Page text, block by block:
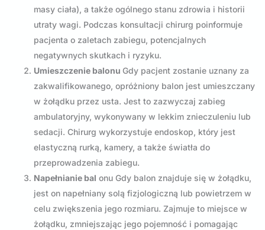
masy ciała), a także ogólnego stanu zdrowia i historii
utraty wagi. Podczas konsultacji chirurg poinformuje
pacjenta o zaletach zabiegu, potencjalnych
negatywnych skutkach i ryzyku.
Umieszczenie balonu Gdy pacjent zostanie uznany za
zakwalifikowanego, opróżniony balon jest umieszczany
w żołądku przez usta. Jest to zazwyczaj zabieg
ambulatoryjny, wykonywany w lekkim znieczuleniu lub
sedacji. Chirurg wykorzystuje endoskop, który jest
elastyczną rurką, kamery, a także światła do
przeprowadzenia zabiegu.
Napełnianie bal onu Gdy balon znajduje się w żołądku,
jest on napełniany solą fizjologiczną lub powietrzem w
celu zwiększenia jego rozmiaru. Zajmuje to miejsce w
żołądku, zmniejszając jego pojemność i pomagając